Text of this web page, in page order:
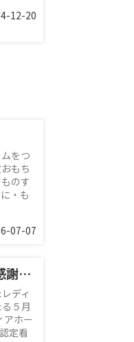
12-20
をつ
もち
のす
・も
07-07
続報♪第７回レディアホーム地域感謝イベント
ディ
５月
アホー
定看